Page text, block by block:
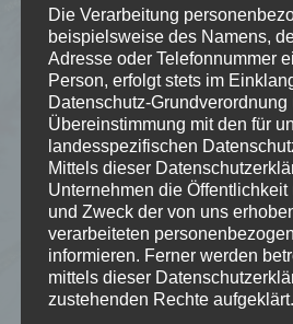
ausgewählt. Eine
der mittels Link
nicht übernommen;
der verlinkten Seiten sind
Autoren.
Der Verfasser distanziert
evtl. rechtswidrigen Inhalten
Seiten. Der Verfasser
Seiten nur zum Zeitpunkt
Katalog; eine spätere
überprüft werden. Der
Einflussmöglichkeit auf den
Homepages im Falle deren
Entwicklung durch Updates
für deren Inhalt(e) in keiner
Die Verarbeitung
beispielsweise des Namens,
Adresse oder Telefonnummer
Person, erfolgt stets im
Datenschutz-Grundverordnung
Übereinstimmung mit den für
landesspezifischen
Mittels dieser
Unternehmen die Öffentlichkeit
und Zweck der von uns
verarbeiteten
informieren. Ferner werden
mittels dieser
zustehenden Rechte aufgeklärt.